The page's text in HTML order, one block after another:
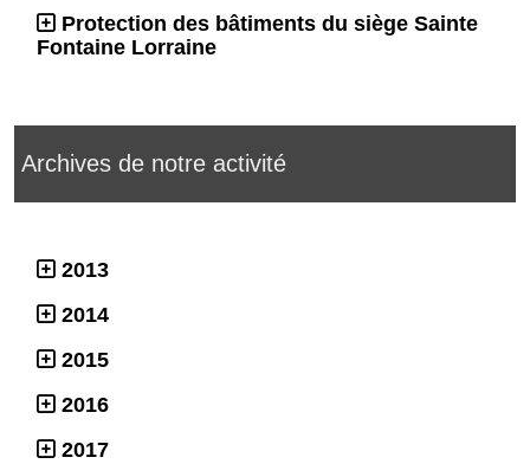
Protection des bâtiments du siège Sainte
Fontaine Lorraine
Archives de notre activité
2013
2014
2015
2016
2017